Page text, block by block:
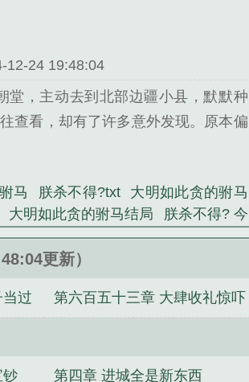
12-24 19:48:04
堂，主动去到北部边疆小县，默默种
查看，却有了许多意外发现。原本偏
福安康，工业园区科学城就在朱元璋
设关卡收费，收刮民脂民膏，开设交
此贪婪的驸马，朕必杀之！安庆公主
出粮百万石？朱棣父皇，有四姐夫
说。
马 朕杀不得?txt
大明如此贪的驸马
大明如此贪的驸马结局
朕杀不得? 今
章 朕杀不得?69中文网 朕杀不得? 第
朕杀不得? 书城
家瞒着我修仙 开局化婴，父母是黄毛
，你给二十万什么意思？
更新）
过 第六百五十三章 大肆收礼惊吓
钞 第四章 进城全是新东西